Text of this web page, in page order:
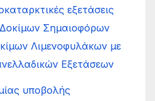
εξετάσεις
Σημαιοφόρων
Λιμενοφυλάκων με
Εξετάσεων
υποβολής